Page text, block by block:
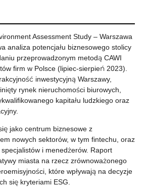
Assessment Study – Warszawa
analiza potencjału biznesowego stolicy
przeprowadzonym metodą CAWI
firm w Polsce (lipiec-sierpień 2023).
inwestycyjną Warszawy,
rynek nieruchomości biurowych,
kapitału ludzkiego oraz
jako centrum biznesowe z
nowych sektorów, w tym fintechu, oraz
i menedżerów. Raport
miasta na rzecz zrównoważonego
które wpływają na decyzje
się kryteriami ESG.